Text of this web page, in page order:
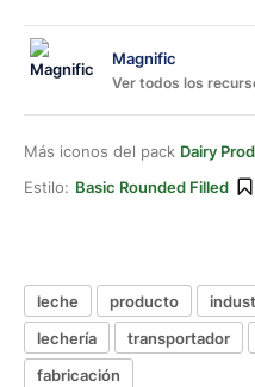
Magnific
Ver todos los
Más iconos del pack Dairy
Estilo: Basic Rounded Filled
leche producto
lechería
transportador
fabricación